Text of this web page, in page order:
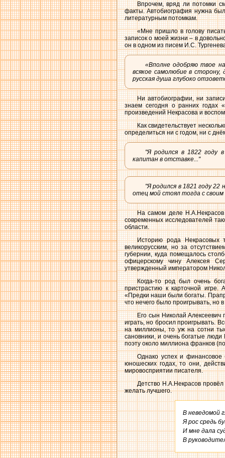
Впрочем, вряд ли потомки
факты. Автобиография нужна
литературным потомкам.
«Мне пришло в голову
записок о моей жизни – в
он в одном из писем И.С.
«Вполне одобряю твое
всякое самолюбие в
русская душа глубоко
Ни автобиографии, ни
знаем сегодня о ранних годах
произведений Некрасова и
Как свидетельствует
определиться ни с годом, ни с
"Я родился в 1822 году
капитан в отставке..."
"Я родился в 1821 году 22
отец мой стоял тогда с своим
На самом деле
современных исследователей
области.
Историю рода Некрасовых
великорусским, но за
губернии, куда помещалось
офицерскому чину Алексея
утвержденный императором
Когда-то род был очень
пристрастию к карточной игре.
«Предки наши были богаты.
что нечего было проигрывать, но
Его сын Николай Алексеевич
играть, но бросил проигрывать.
на миллионы, то уж на сотни
сановники, и очень богатые
поэту около миллиона франков
Однако успех и финансовое
юношеских годах, то они,
мировосприятии писателя.
Детство Н.А.Некрасов
желать лучшего.
В неведомой
Я рос средь
И мне дала
В